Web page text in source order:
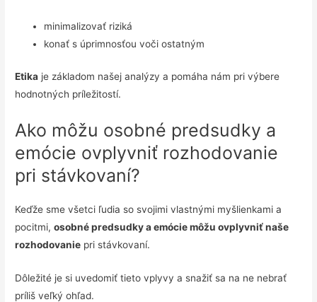
minimalizovať riziká
konať s úprimnosťou voči ostatným
Etika je základom našej analýzy a pomáha nám pri výbere
hodnotných príležitostí.
Ako môžu osobné predsudky a
emócie ovplyvniť rozhodovanie
pri stávkovaní?
Keďže sme všetci ľudia so svojimi vlastnými myšlienkami a
pocitmi,osobné predsudky a emócie môžu ovplyvniť naše
rozhodovanie pri stávkovaní.
Dôležité je si uvedomiť tieto vplyvy a snažiť sa na ne nebrať
príliš veľký ohľad.